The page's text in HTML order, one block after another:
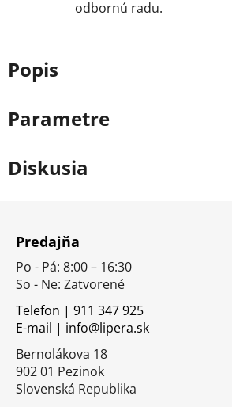
odbornú radu.
Popis
Parametre
Diskusia
Predajňa
Po - Pá: 8:00 – 16:30
So - Ne: Zatvorené
Telefon | 911 347 925
E-mail | info@lipera.sk
Bernolákova 18
902 01 Pezinok
Slovenská Republika